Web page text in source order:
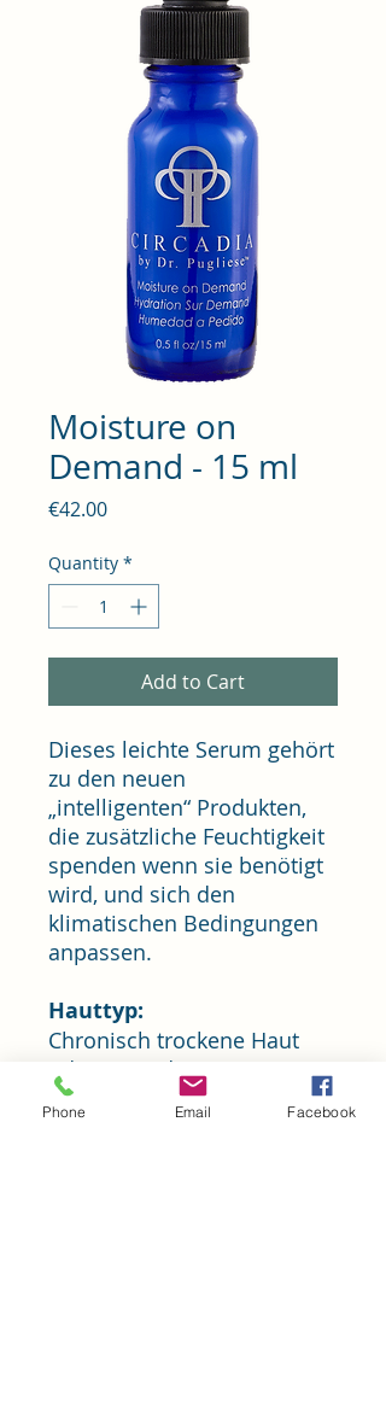
Moisture on
Demand - 15 ml
€42.00Price
Quantity *
Add to Cart
Dieses leichte Serum gehört
zu den neuen
„intelligenten“ Produkten,
die zusätzliche Feuchtigkeit
spenden wenn sie benötigt
wird, und sich den
klimatischen Bedingungen
anpassen.
Hauttyp:
Chronisch trockene Haut
oder Haut, die
einen Feuchtigkeitsschub
benötigt
Phone Email Facebook